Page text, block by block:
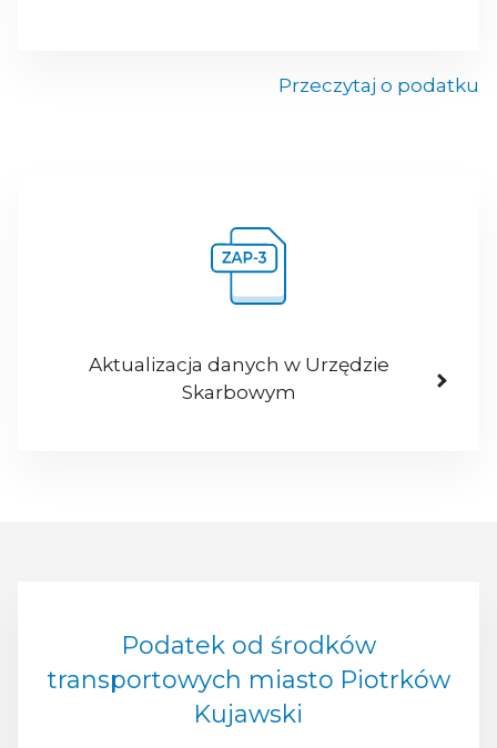
Przeczytaj o podatku
Aktualizacja danych w Urzędzie
Skarbowym
Podatek od środków
transportowych miasto Piotrków
Kujawski